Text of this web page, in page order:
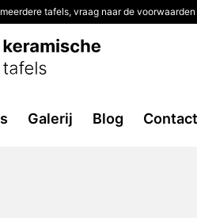
tafels, vraag naar de voorwaarden
Galerij Blog Contact